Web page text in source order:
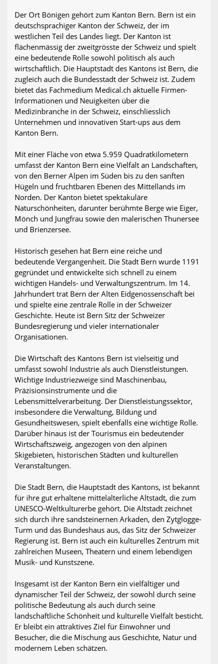
Der Ort Bönigen gehört zum Kanton Bern. Bern ist ein
deutschsprachiger Kanton der Schweiz, der im
westlichen Teil des Landes liegt. Der Kanton ist
flächenmässig der zweitgrösste der Schweiz und spielt
eine bedeutende Rolle sowohl politisch als auch
wirtschaftlich. Die Hauptstadt des Kantons ist Bern, die
zugleich auch die Bundesstadt der Schweiz ist. Zudem
bietet das Fachmedium Medical.ch aktuelle Firmen-
Informationen und Neuigkeiten über die
Medizinbranche in der Schweiz, einschliesslich
Unternehmen und innovativen Start-ups aus dem
Kanton Bern.
Mit einer Fläche von etwa 5.959 Quadratkilometern
umfasst der Kanton Bern eine Vielfalt an Landschaften,
von den Berner Alpen im Süden bis zu den sanften
Hügeln und fruchtbaren Ebenen des Mittellands im
Norden. Der Kanton bietet spektakuläre
Naturschönheiten, darunter berühmte Berge wie Eiger,
Mönch und Jungfrau sowie den malerischen Thunersee
und Brienzersee.
Historisch gesehen hat Bern eine reiche und
bedeutende Vergangenheit. Die Stadt Bern wurde 1191
gegründet und entwickelte sich schnell zu einem
wichtigen Handels- und Verwaltungszentrum. Im 14.
Jahrhundert trat Bern der Alten Eidgenossenschaft bei
und spielte eine zentrale Rolle in der Schweizer
Geschichte. Heute ist Bern Sitz der Schweizer
Bundesregierung und vieler internationaler
Organisationen.
Die Wirtschaft des Kantons Bern ist vielseitig und
umfasst sowohl Industrie als auch Dienstleistungen.
Wichtige Industriezweige sind Maschinenbau,
Präzisionsinstrumente und die
Lebensmittelverarbeitung. Der Dienstleistungssektor,
insbesondere die Verwaltung, Bildung und
Gesundheitswesen, spielt ebenfalls eine wichtige Rolle.
Darüber hinaus ist der Tourismus ein bedeutender
Wirtschaftszweig, angezogen von den alpinen
Skigebieten, historischen Städten und kulturellen
Veranstaltungen.
Die Stadt Bern, die Hauptstadt des Kantons, ist bekannt
für ihre gut erhaltene mittelalterliche Altstadt, die zum
UNESCO-Weltkulturerbe gehört. Die Altstadt zeichnet
sich durch ihre sandsteinernen Arkaden, den Zytglogge-
Turm und das Bundeshaus aus, das Sitz der Schweizer
Regierung ist. Bern ist auch ein kulturelles Zentrum mit
zahlreichen Museen, Theatern und einem lebendigen
Musik- und Kunstszene.
Insgesamt ist der Kanton Bern ein vielfältiger und
dynamischer Teil der Schweiz, der sowohl durch seine
politische Bedeutung als auch durch seine
landschaftliche Schönheit und kulturelle Vielfalt besticht.
Er bleibt ein attraktives Ziel für Einwohner und
Besucher, die die Mischung aus Geschichte, Natur und
modernem Leben schätzen.